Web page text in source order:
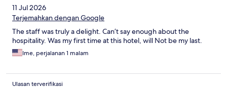
11 Jul 2026
Terjemahkan dengan Google
The staff was truly a delight. Can’t say enough about the
hospitality. Was my first time at this hotel, will Not be my last.
Ime, perjalanan 1 malam
Ulasan terverifikasi